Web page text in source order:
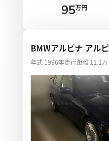
95万円
BMWアルピナ アル
年式 1996年走行距離 11.1